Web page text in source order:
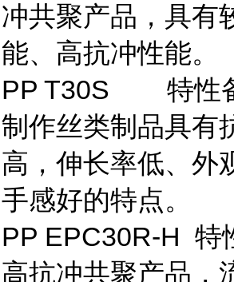
冲共聚产品，具有
能、高抗冲性能。
PP T30S 特性
制作丝类制品具有
高，伸长率低、外
手感好的特点。
PP EPC30R-H 特
高抗冲共聚产品，